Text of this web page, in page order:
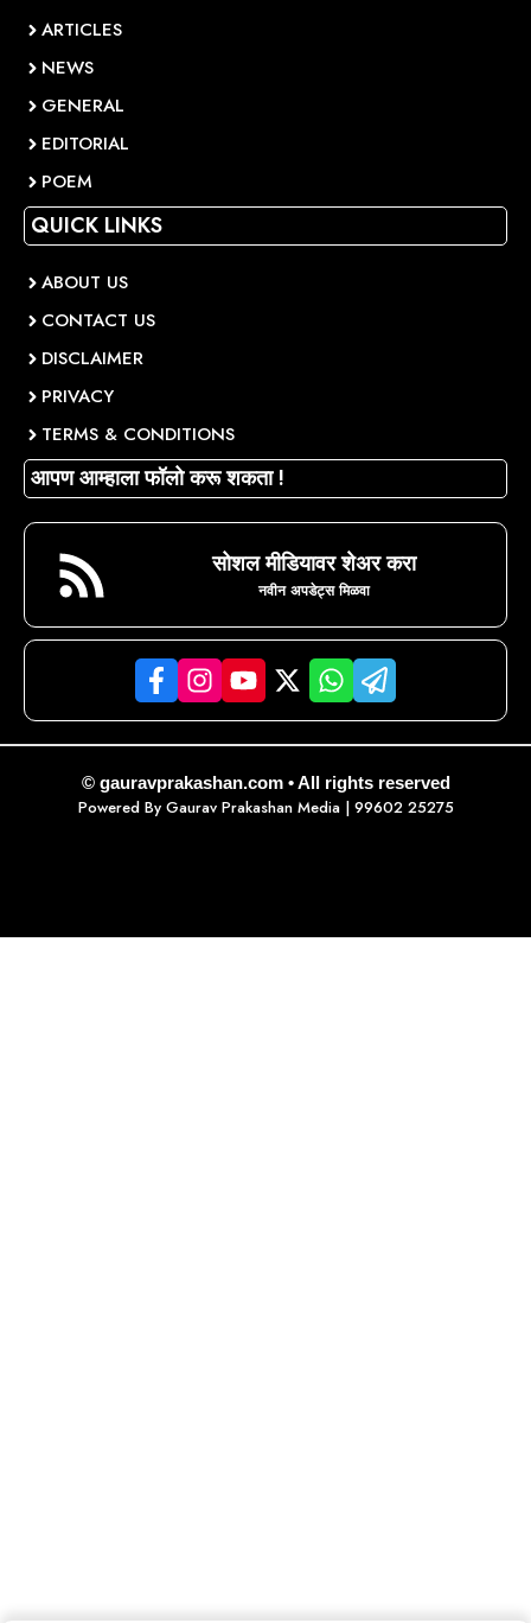
ARTICLES
NEWS
GENERAL
EDITORIAL
POEM
QUICK LINKS
ABOUT US
CONTACT US
DISCLAIMER
PRIVACY
TERMS & CONDITIONS
आपण आम्हाला फॉलो करू शकता !
सोशल मीडियावर शेअर करा
नवीन अपडेट्स मिळवा
© gauravprakashan.com • All rights reserved
Powered By Gaurav Prakashan Media| 99602 25275